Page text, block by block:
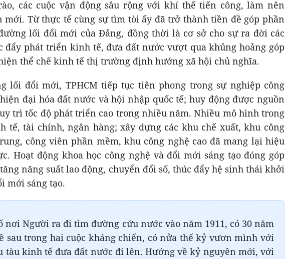
các cuộc vận động sâu rộng với khí thế tiến công, làm nên
mới. Từ thực tế cùng sự tìm tòi ấy đã trở thành tiền đề góp phần
lối đổi mới của Đảng, đồng thời là cơ sở cho sự ra đời các
đẩy phát triển kinh tế, đưa đất nước vượt qua khủng hoảng góp
thể chế kinh tế thị trường định hướng xã hội chủ nghĩa.
lối đổi mới, TPHCM tiếp tục tiên phong trong sự nghiệp công
đại hóa đất nước và hội nhập quốc tế; huy động được nguồn
trì tốc độ phát triển cao trong nhiều năm. Nhiều mô hình trong
tế, tài chính, ngân hàng; xây dựng các khu chế xuất, khu công
công viên phần mềm, khu công nghệ cao đã mang lại hiệu
Hoạt động khoa học công nghệ và đổi mới sáng tạo đóng góp
năng suất lao động, chuyển đổi số, thúc đẩy hệ sinh thái khởi
mới sáng tạo.
nơi Người ra đi tìm đường cứu nước vào năm 1911, có 30 năm
sau trong hai cuộc kháng chiến, có nửa thế kỷ vươn mình với
tàu kinh tế đưa đất nước đi lên. Hướng về kỷ nguyên mới, với